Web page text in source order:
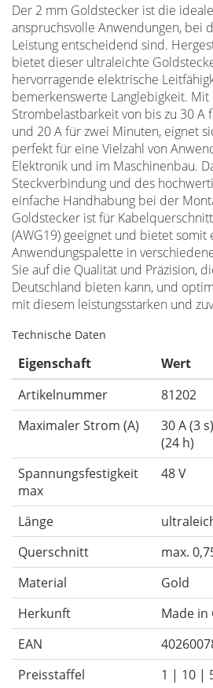
Der 2 mm Goldstecker ist die
anspruchsvolle Anwendungen, bei
Leistung entscheidend sind.
bietet dieser ultraleichte
hervorragende elektrische
bemerkenswerte Langlebigkeit.
Strombelastbarkeit von bis zu 30 A
und 20 A für zwei Minuten, eignet
perfekt für eine Vielzahl von
Elektronik und im Maschinenbau.
Steckverbindung und des
einfache Handhabung bei der
Goldstecker ist für
(AWG19) geeignet und bietet somit
Anwendungspalette in
Sie auf die Qualität und Präzision,
Deutschland bieten kann, und
mit diesem leistungsstarken und
Technische Daten
Eigenschaft
Wert
Artikelnummer
81202
Maximaler Strom (A)
30 A (3
(24 h)
Spannungsfestigkeit
max
48 V
Länge
Querschnitt
max.
Material
Gold
Herkunft
Made in
EAN
Preisstaffel
1 | 10 |